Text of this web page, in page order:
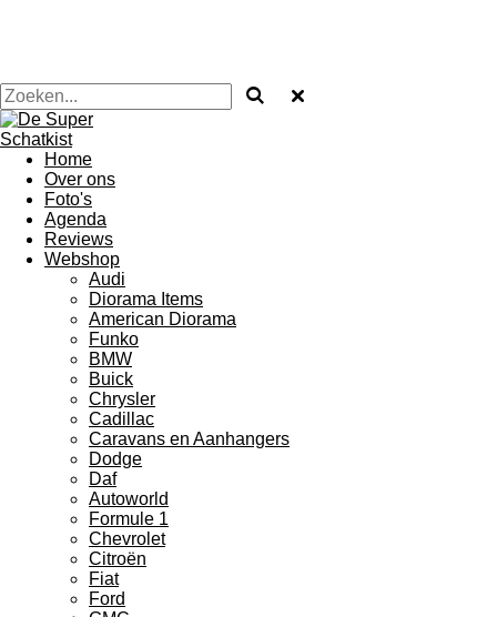
Home
Over ons
Foto's
Agenda
Reviews
Webshop
Audi
Diorama Items
American Diorama
Funko
BMW
Buick
Chrysler
Cadillac
Caravans en Aanhangers
Dodge
Daf
Autoworld
Formule 1
Chevrolet
Citroën
Fiat
Ford